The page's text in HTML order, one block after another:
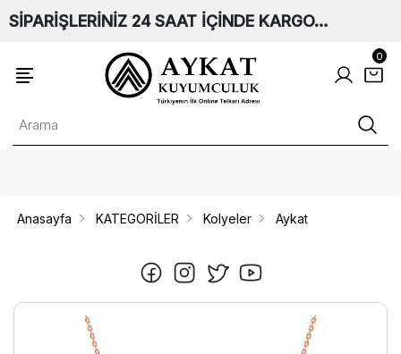
SİPARİŞLERİNİZ 24 SAAT İÇİNDE KARGO…
0
Anasayfa KATEGORİLER Kolyeler Aykat